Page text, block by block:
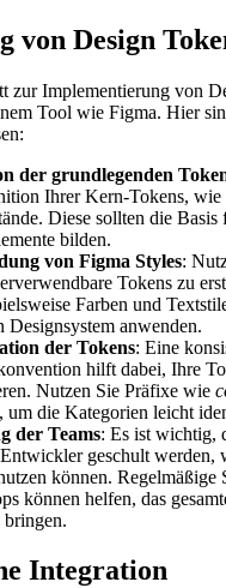
von Design
zur Implementierung von
Tool wie Figma. Hier
der grundlegenden
Ihrer Kern-Tokens, wie
Diese sollten die Basis
bilden.
von Figma Styles:
Tokens zu
Farben und
Designsystem anwenden.
der Tokens: Eine
hilft dabei, Ihre
Nutzen Sie Präfixe wie
, um die Kategorien leicht
der Teams: Es ist wichtig,
geschult werden,
können. Regelmäßige
können helfen, das
bringen.
Integration